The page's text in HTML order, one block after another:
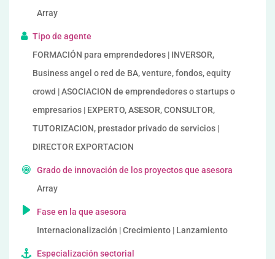
Array
Tipo de agente
FORMACIÓN para emprendedores | INVERSOR,
Business angel o red de BA, venture, fondos, equity
crowd | ASOCIACION de emprendedores o startups o
empresarios | EXPERTO, ASESOR, CONSULTOR,
TUTORIZACION, prestador privado de servicios |
DIRECTOR EXPORTACION
Grado de innovación de los proyectos que asesora
Array
Fase en la que asesora
Internacionalización | Crecimiento | Lanzamiento
Especialización sectorial